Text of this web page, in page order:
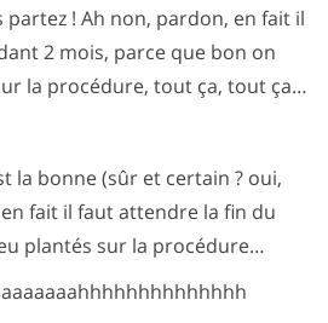
partez ! Ah non, pardon, en fait il
2 mois, parce que bon on
la procédure, tout ça, tout ça…
la bonne (sûr et certain ? oui,
fait il faut attendre la fin du
plantés sur la procédure…